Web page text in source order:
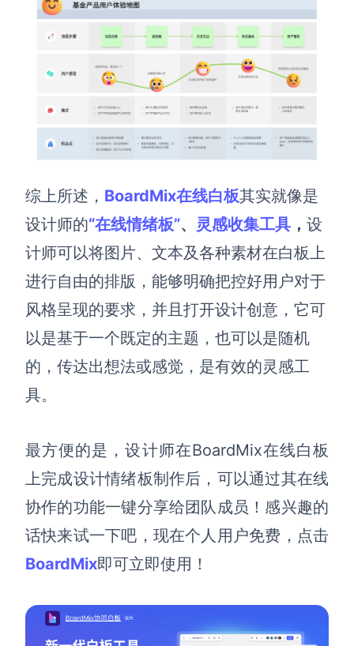
综上所述， BoardMix在线白板其实就像是
设计师的“在线情绪板”、 灵感收集工具 ， 设
计师可以将图片、文本及各种素材在白板上
进行自由的排版，能够明确把控好用户对于
风格呈现的要求，并且打开设计创意，它可
以是基于一个既定的主题，也可以是随机
的，传达出想法或感觉，是有效的灵感工
具。
最方便的是，设计师在BoardMix在线白板
上完成设计情绪板制作后，可以通过其在线
协作的功能一键分享给团队成员！感兴趣的
话快来试一下吧， 现在个人用户免费，点击
BoardMix即可立即使用！